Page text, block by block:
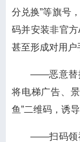
分兑换”等旗号
码并安装非官
甚至形成对用户
——恶意替
将电梯广告、
鱼”二维码，诱
——扫码领